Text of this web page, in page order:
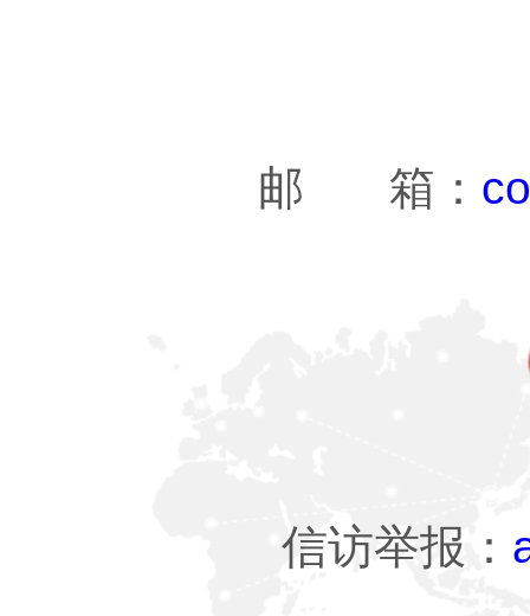
邮 箱：
信访举报：